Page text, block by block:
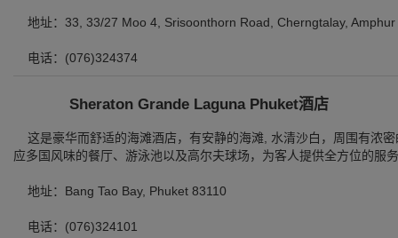
地址：33, 33/27 Moo 4, Srisoonthorn Road, Cherngtalay, Amphur
电话：(076)324374
Sheraton Grande Laguna Phuket酒店
这是豪华而舒适的海滩酒店，有安静的海滩, 水清沙白，周围有浓
应多国风味的餐厅、游泳池以及高尔夫球场，为客人提供全方位的服
地址：Bang Tao Bay, Phuket 83110
电话：(076)324101